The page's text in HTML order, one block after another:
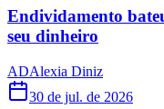
Endividamento
seu dinheiro
ADAlexia Diniz
30 de jul. de 2026